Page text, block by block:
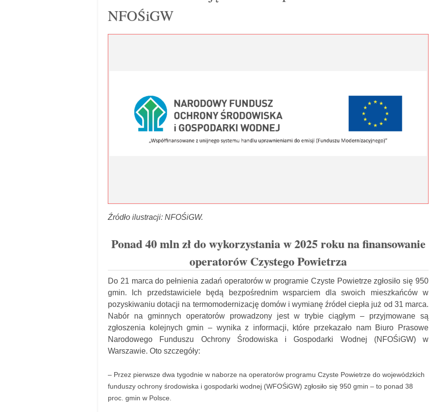
NFOŚiGW
Źródło ilustracji: NFOŚiGW.
Ponad 40 mln zł do wykorzystania w 2025 roku na finansowanie
operatorów Czystego Powietrza
Do 21 marca do pełnienia zadań operatorów w programie Czyste Powietrze zgłosiło się 950
gmin. Ich przedstawiciele będą bezpośrednim wsparciem dla swoich mieszkańców w
pozyskiwaniu dotacji na termomodernizację domów i wymianę źródeł ciepła już od 31 marca.
Nabór na gminnych operatorów prowadzony jest w trybie ciągłym – przyjmowane są
zgłoszenia kolejnych gmin – wynika z informacji, które przekazało nam Biuro Prasowe
Narodowego Funduszu Ochrony Środowiska i Gospodarki Wodnej (NFOŚiGW) w
Warszawie. Oto szczegóły:
– Przez pierwsze dwa tygodnie w naborze na operatorów programu Czyste Powietrze do wojewódzkich
funduszy ochrony środowiska i gospodarki wodnej (WFOŚiGW) zgłosiło się 950 gmin – to ponad 38
proc. gmin w Polsce.